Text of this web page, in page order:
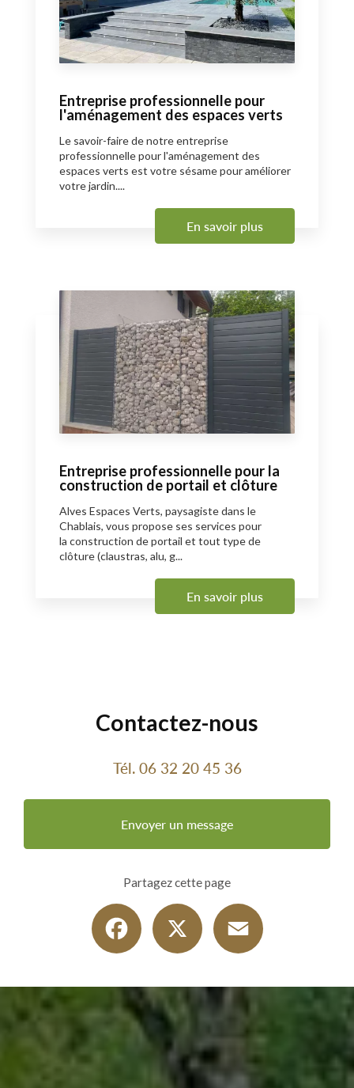
Entreprise professionnelle pour
l'aménagement des espaces verts
Le savoir-faire de notre entreprise
professionnelle pour l'aménagement des
espaces verts est votre sésame pour améliorer
votre jardin....
En savoir plus
Entreprise professionnelle pour la
construction de portail et clôture
Alves Espaces Verts, paysagiste dans le
Chablais, vous propose ses services pour
la construction de portail et tout type de
clôture (claustras, alu, g...
En savoir plus
Contactez-nous
Tél. 06 32 20 45 36
Envoyer un message
Partagez cette page
Facebook